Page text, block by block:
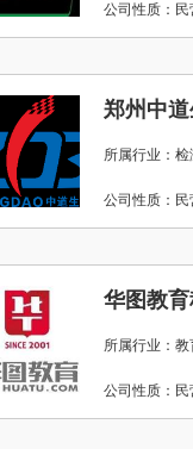
公司性质
郑州中
所属行业：检
公司性质
所属行业：
公司性质